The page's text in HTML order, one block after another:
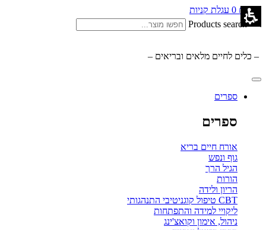
₪ 0.00
0 עגלת קניות
Products search
– כלים לחיים מלאים ובריאים –
ספרים
ספרים
אורח חיים בריא
גוף ונפש
הגיל הרך
הורות
הריון ולידה
CBT טיפול קוגניטיבי התנהגותי
ליקויי למידה והתפתחות
ניהול, אימון וקואצ'ינג